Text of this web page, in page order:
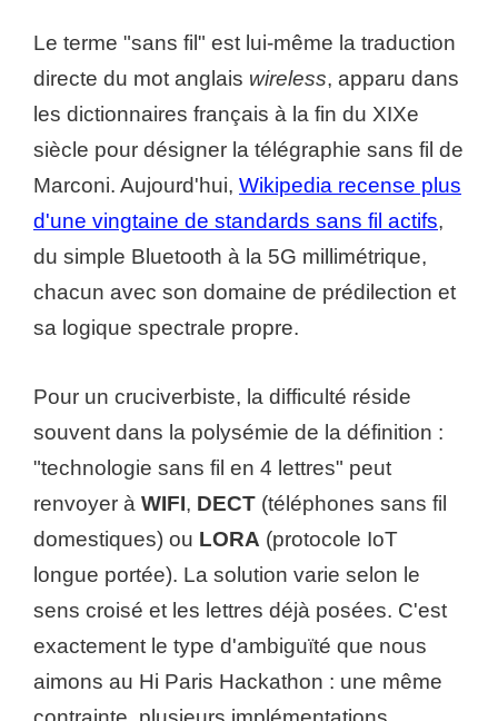
Le terme "sans fil" est lui-même la traduction
directe du mot anglais wireless, apparu dans
les dictionnaires français à la fin du XIXe
siècle pour désigner la télégraphie sans fil de
Marconi. Aujourd'hui, Wikipedia recense plus
d'une vingtaine de standards sans fil actifs,
du simple Bluetooth à la 5G millimétrique,
chacun avec son domaine de prédilection et
sa logique spectrale propre.
Pour un cruciverbiste, la difficulté réside
souvent dans la polysémie de la définition :
"technologie sans fil en 4 lettres" peut
renvoyer à WIFI, DECT (téléphones sans fil
domestiques) ou LORA (protocole IoT
longue portée). La solution varie selon le
sens croisé et les lettres déjà posées. C'est
exactement le type d'ambiguïté que nous
aimons au Hi Paris Hackathon : une même